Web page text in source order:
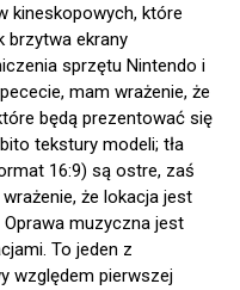
kineskopowych, które
brzytwa ekrany
sprzętu Nintendo i
mam wrażenie, że
będą prezentować się
tekstury modeli; tła
16:9) są ostre, zaś
że lokacja jest
muzyczna jest
To jeden z
względem pierwszej